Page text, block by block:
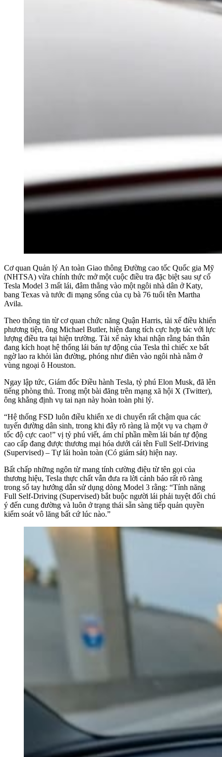
Cơ quan Quản lý An toàn Giao thông Đường cao tốc Quốc gia Mỹ
(NHTSA) vừa chính thức mở một cuộc điều tra đặc biệt sau sự cố
Tesla Model 3 mất lái, đâm thẳng vào một ngôi nhà dân ở Katy,
bang Texas và tước đi mạng sống của cụ bà 76 tuổi tên Martha
Avila.
Theo thông tin từ cơ quan chức năng Quận Harris, tài xế điều khiển
phương tiện, ông Michael Butler, hiện đang tích cực hợp tác với lực
lượng điều tra tại hiện trường. Tài xế này khai nhận rằng bản thân
đang kích hoạt hệ thống lái bán tự động của Tesla thì chiếc xe bất
ngờ lao ra khỏi làn đường, phóng như điên vào ngôi nhà nằm ở
vùng ngoại ô Houston.
Ngay lập tức, Giám đốc Điều hành Tesla, tỷ phú Elon Musk, đã lên
tiếng phòng thủ. Trong một bài đăng trên mạng xã hội X (Twitter),
ông khẳng định vụ tai nạn này hoàn toàn phi lý.
“Hệ thống FSD luôn điều khiển xe di chuyển rất chậm qua các
tuyến đường dân sinh, trong khi đây rõ ràng là một vụ va chạm ở
tốc độ cực cao!” vị tỷ phú viết, ám chỉ phần mềm lái bán tự động
cao cấp đang được thương mại hóa dưới cái tên Full Self-Driving
(Supervised) – Tự lái hoàn toàn (Có giám sát) hiện nay.
Bất chấp những ngôn từ mang tính cường điệu từ tên gọi của
thương hiệu, Tesla thực chất vẫn đưa ra lời cảnh báo rất rõ ràng
trong sổ tay hướng dẫn sử dụng dòng Model 3 rằng: “Tính năng
Full Self-Driving (Supervised) bắt buộc người lái phải tuyệt đối chú
ý đến cung đường và luôn ở trạng thái sẵn sàng tiếp quản quyền
kiểm soát vô lăng bất cứ lúc nào.”